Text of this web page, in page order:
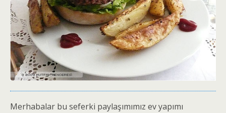
Merhabalar bu seferki paylaşımımız ev yapımı